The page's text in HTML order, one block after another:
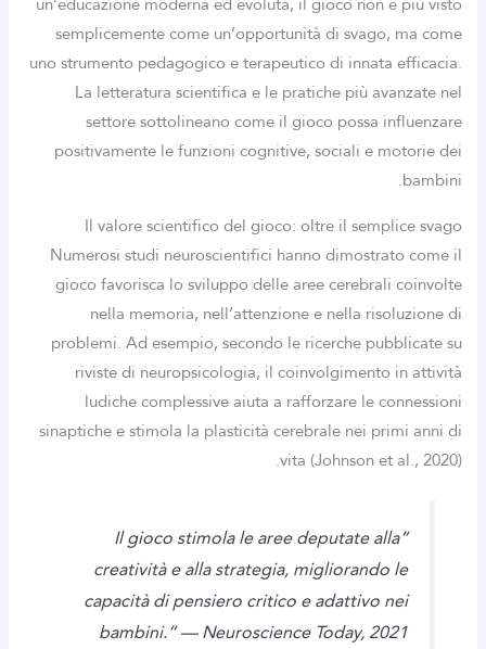
semplicemente come un’opportunità di svago, ma come
uno strumento pedagogico e terapeutico di innata efficacia.
La letteratura scientifica e le pratiche più avanzate nel
settore sottolineano come il gioco possa influenzare
positivamente le funzioni cognitive, sociali e motorie dei
bambini.
Il valore scientifico del gioco: oltre il semplice svago
Numerosi studi neuroscientifici hanno dimostrato come il
gioco favorisca lo sviluppo delle aree cerebrali coinvolte
nella memoria, nell’attenzione e nella risoluzione di
problemi. Ad esempio, secondo le ricerche pubblicate su
riviste di neuropsicologia, il coinvolgimento in attività
ludiche complessive aiuta a rafforzare le connessioni
sinaptiche e stimola la plasticità cerebrale nei primi anni di
vita (Johnson et al., 2020).
“Il gioco stimola le aree deputate alla
creatività e alla strategia, migliorando le
capacità di pensiero critico e adattivo nei
bambini.” —Neuroscience Today, 2021